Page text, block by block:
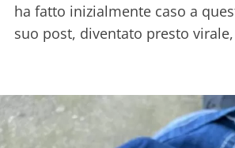
ha fatto inizialmente caso a
suo post, diventato presto